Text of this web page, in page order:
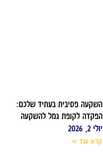
השקעה פסיבית בעתיד שלכם:
הפקדה לקופת גמל להשקעה
יולי 2, 2026
קרא עוד »